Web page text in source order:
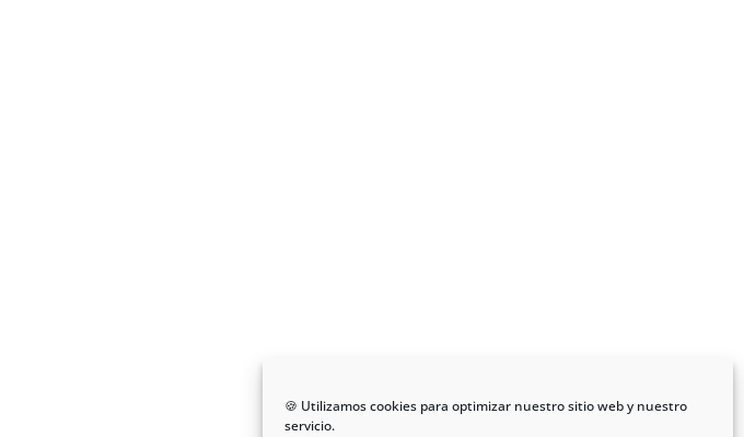
🍪 Utilizamos cookies para optimizar nuestro sitio web y nuestro
servicio.